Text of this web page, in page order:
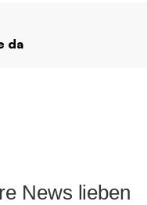
da
News lieben